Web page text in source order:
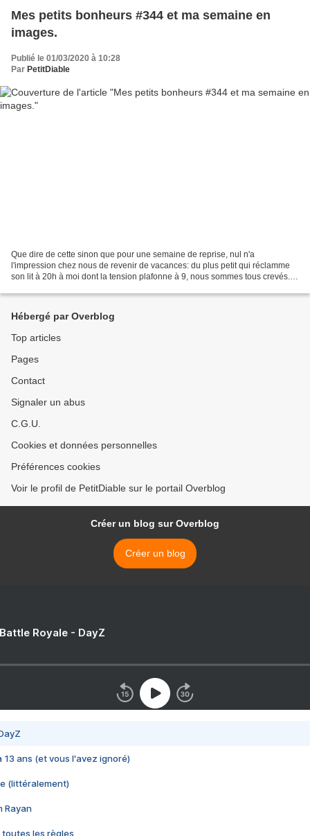
Mes petits bonheurs #344 et ma semaine en
images.
Publié le 01/03/2020 à 10:28
Par PetitDiable
Que dire de cette sinon que pour une semaine de reprise, nul n'a
l'impression chez nous de revenir de vacances: du plus petit qui réclamme
son lit à 20h à moi dont la tension plafonne à 9, nous sommes tous crevés.
Hébergé par Overblog
Top articles
Pages
Contact
Signaler un abus
C.G.U.
Cookies et données personnelles
Préférences cookies
Voir le profil de PetitDiable sur le portail Overblog
Créer un blog sur Overblog
Créer un blog
Royale - DayZ
13 ans (et vous l'avez ignoré)
(littéralement)
Rayan
toutes les règles